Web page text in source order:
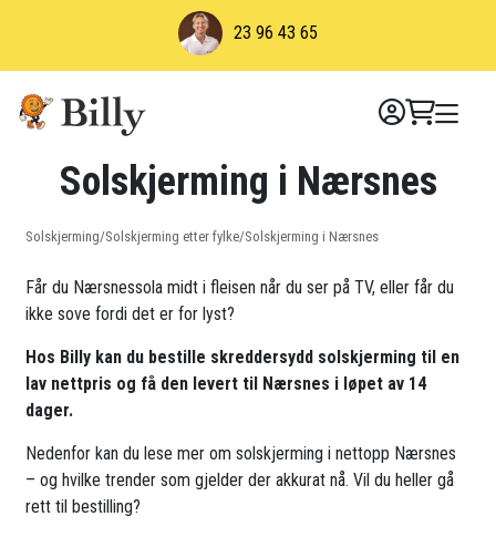
23 96 43 65
Solskjerming i Nærsnes
Solskjerming/Solskjerming etter fylke/Solskjerming i Nærsnes
Får du Nærsnessola midt i fleisen når du ser på TV, eller får du
ikke sove fordi det er for lyst?
Hos Billy kan du bestille skreddersydd solskjerming til en
lav nettpris og få den levert til Nærsnes i løpet av 14
dager.
Nedenfor kan du lese mer om solskjerming i nettopp Nærsnes
– og hvilke trender som gjelder der akkurat nå. Vil du heller gå
rett til bestilling?